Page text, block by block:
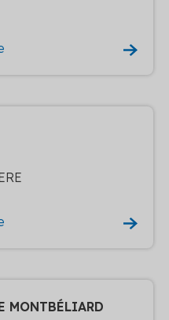
MONTBÉLIARD